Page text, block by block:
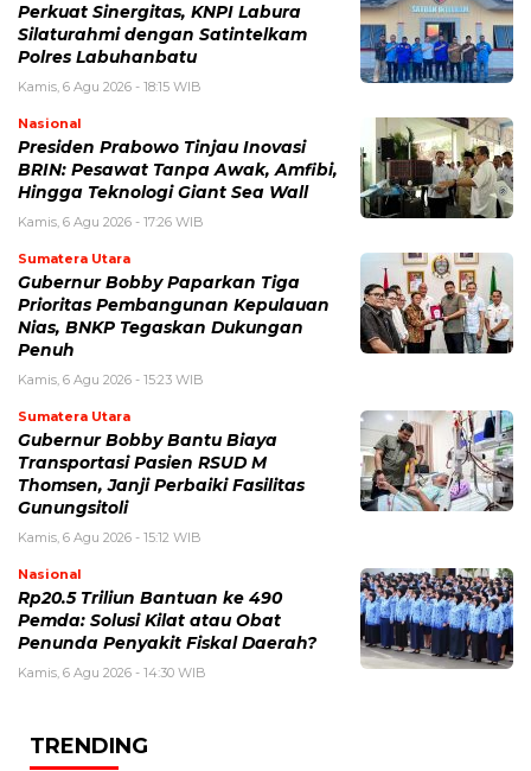
Perkuat Sinergitas, KNPI Labura
Silaturahmi dengan Satintelkam
Polres Labuhanbatu
Kamis, 6 Agu 2026 - 18:15 WIB
Nasional
Presiden Prabowo Tinjau Inovasi
BRIN: Pesawat Tanpa Awak, Amfibi,
Hingga Teknologi Giant Sea Wall
Kamis, 6 Agu 2026 - 17:26 WIB
Sumatera Utara
Gubernur Bobby Paparkan Tiga
Prioritas Pembangunan Kepulauan
Nias, BNKP Tegaskan Dukungan
Penuh
Kamis, 6 Agu 2026 - 15:23 WIB
Sumatera Utara
Gubernur Bobby Bantu Biaya
Transportasi Pasien RSUD M
Thomsen, Janji Perbaiki Fasilitas
Gunungsitoli
Kamis, 6 Agu 2026 - 15:12 WIB
Nasional
Rp20.5 Triliun Bantuan ke 490
Pemda: Solusi Kilat atau Obat
Penunda Penyakit Fiskal Daerah?
Kamis, 6 Agu 2026 - 14:30 WIB
TRENDING